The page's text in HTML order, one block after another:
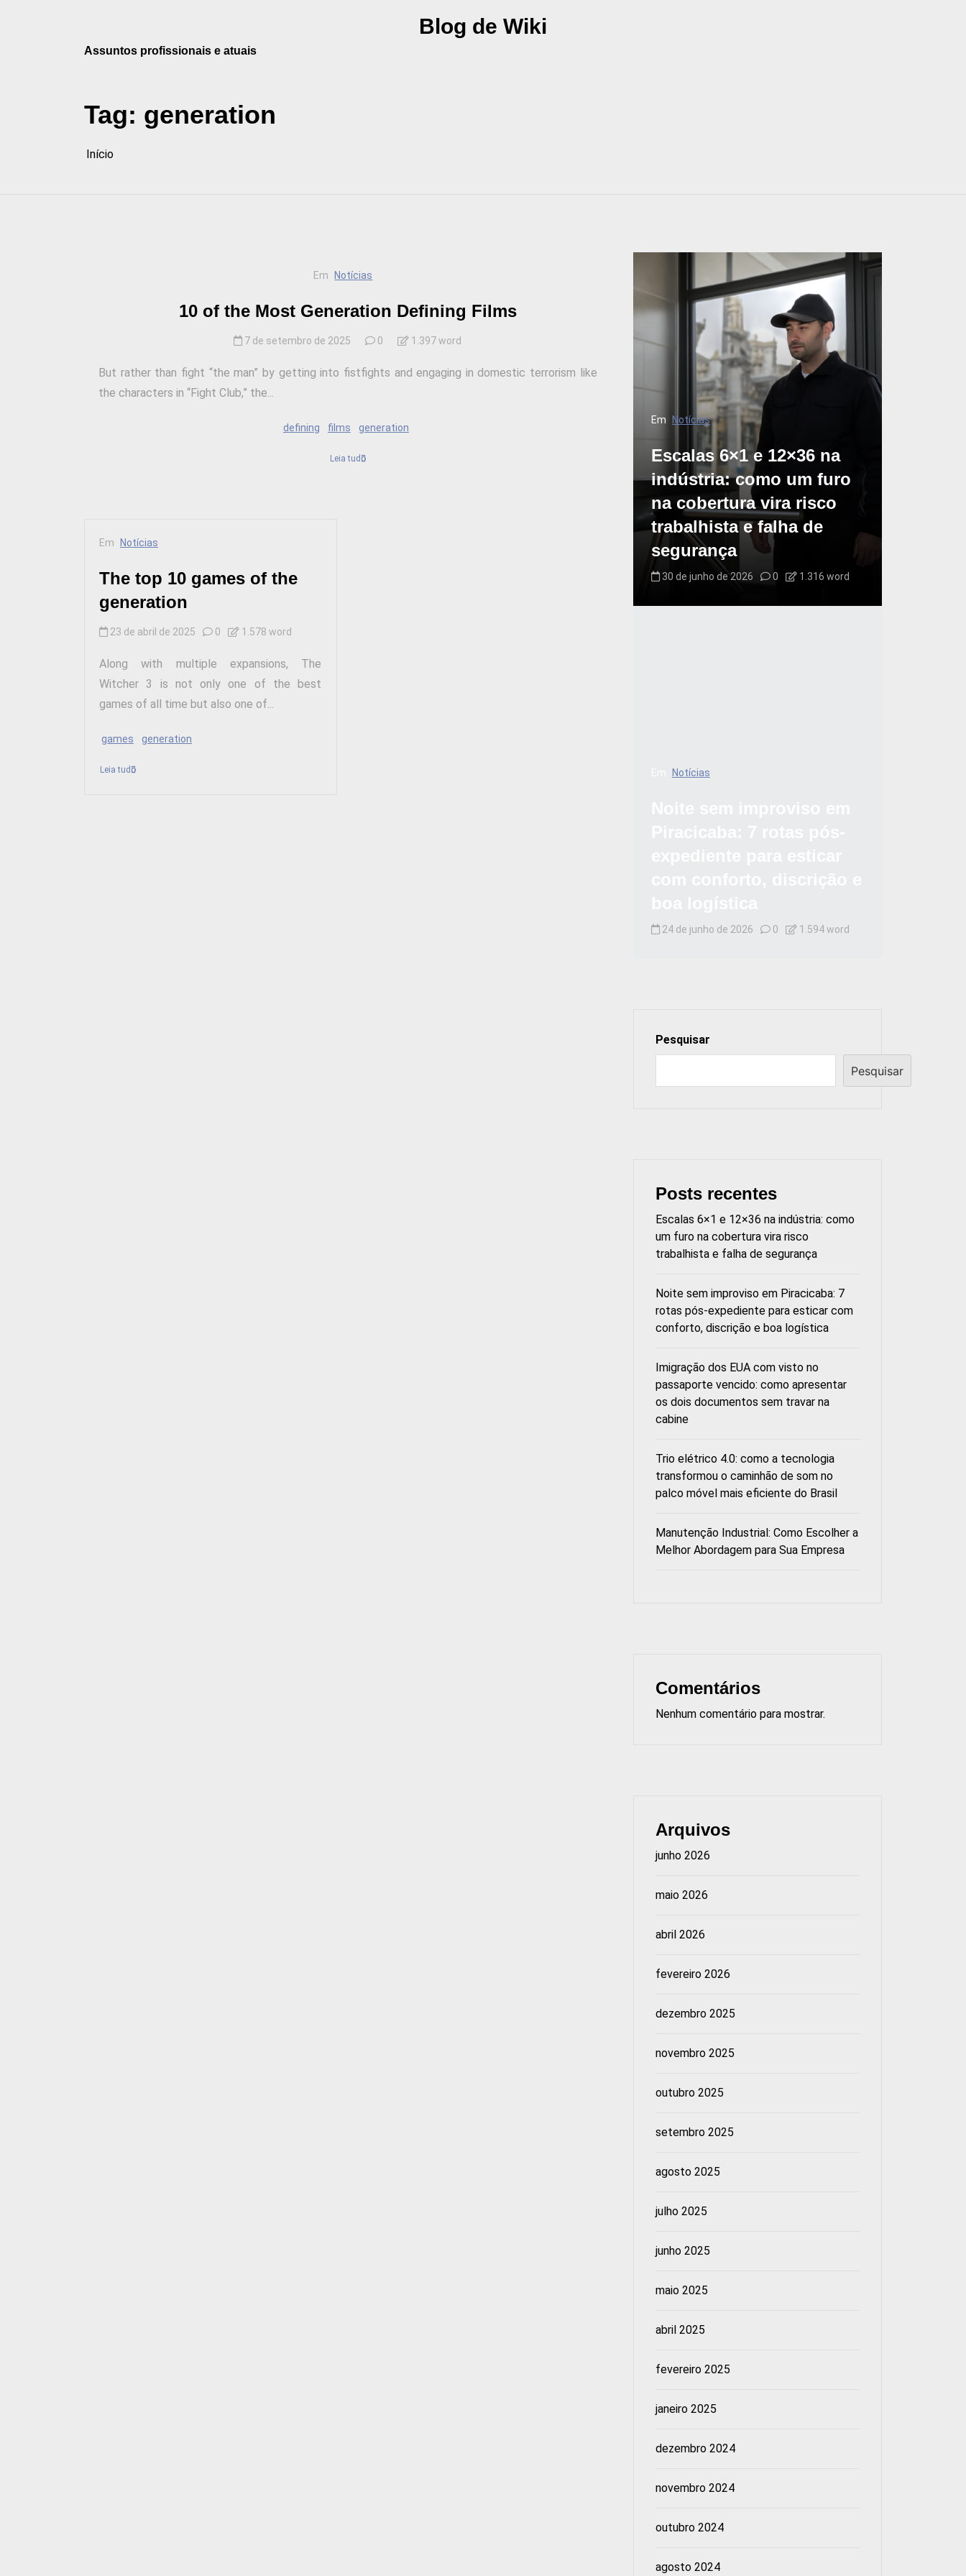
Blog de Wiki
Assuntos profissionais e atuais
Tag: generation
Início
Em Notícias
10 of the Most Generation Defining Films
7 de setembro de 2025 0 1.397 word
But rather than fight “the man” by getting into fistfights and engaging in domestic terrorism like
the characters in “Fight Club,” the...
defining films generation
Leia tudo
Em Notícias
The top 10 games of the
generation
23 de abril de 2025 0 1.578 word
Along with multiple expansions, The
Witcher 3 is not only one of the best
games of all time but also one of...
games generation
Leia tudo
Em Notícias
Escalas 6×1 e 12×36 na
indústria: como um furo
na cobertura vira risco
trabalhista e falha de
segurança
30 de junho de 2026 0 1.316 word
Notícias
24 de junho de 2026 0 1.594 word
Pesquisar
Pesquisar
Posts recentes
Escalas 6×1 e 12×36 na indústria: como
um furo na cobertura vira risco
trabalhista e falha de segurança
Noite sem improviso em Piracicaba: 7
rotas pós-expediente para esticar com
conforto, discrição e boa logística
Imigração dos EUA com visto no
passaporte vencido: como apresentar
os dois documentos sem travar na
cabine
Trio elétrico 4.0: como a tecnologia
transformou o caminhão de som no
palco móvel mais eficiente do Brasil
Manutenção Industrial: Como Escolher a
Melhor Abordagem para Sua Empresa
Comentários
Nenhum comentário para mostrar.
Arquivos
junho 2026
maio 2026
abril 2026
fevereiro 2026
dezembro 2025
novembro 2025
outubro 2025
setembro 2025
agosto 2025
julho 2025
junho 2025
maio 2025
abril 2025
fevereiro 2025
janeiro 2025
dezembro 2024
novembro 2024
outubro 2024
agosto 2024